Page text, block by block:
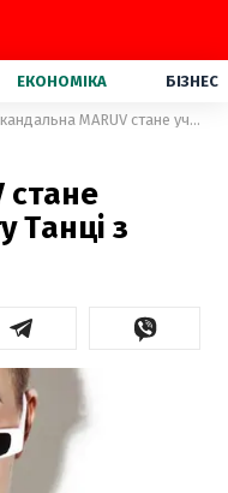
ЕКОНОМІКА БІЗНЕС
Скандальна MARUV стане учасницею проекту Танці з зірками 2019
стане
Танці з